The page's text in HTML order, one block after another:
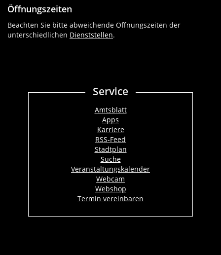
Öffnungszeiten
Beachten Sie bitte abweichende Öffnungszeiten der
unterschiedlichen Dienststellen.
Service
Amtsblatt
Apps
Karriere
RSS-Feed
Stadtplan
Suche
Veranstaltungskalender
Webcam
Webshop
Termin vereinbaren